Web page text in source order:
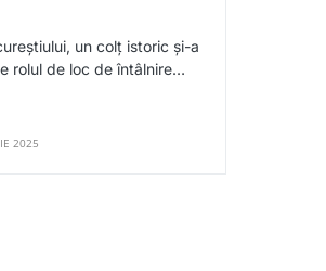
un colț istoric și-a
rolul de loc de întâlnire…
2025